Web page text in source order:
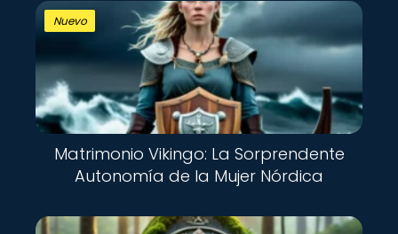
Nuevo
Matrimonio Vikingo: La Sorprendente
Autonomía de la Mujer Nórdica